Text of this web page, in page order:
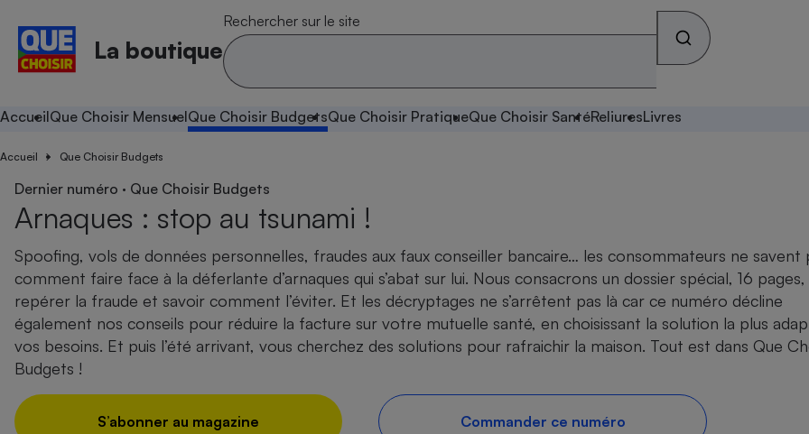
La boutique
Rechercher sur le site
AccueilQue Choisir MensuelQue Choisir BudgetsQue Choisir PratiqueQue Choisir SantéReliuresLivres
Accueil Que Choisir Budgets
Dernier numéro · Que Choisir Budgets
Arnaques : stop au tsunami !
Spoofing, vols de données personnelles, fraudes aux faux conseiller bancaire… les consommateurs ne savent
comment faire face à la déferlante d’arnaques qui s’abat sur lui. Nous consacrons un dossier spécial, 16
repérer la fraude et savoir comment l’éviter. Et les décryptages ne s’arrêtent pas là car ce numéro décline
également nos conseils pour réduire la facture sur votre mutuelle santé, en choisissant la solution la plus
vos besoins. Et puis l’été arrivant, vous cherchez des solutions pour rafraichir la maison. Tout est dans Que
Budgets !
S’abonner au magazine Commander ce numéro